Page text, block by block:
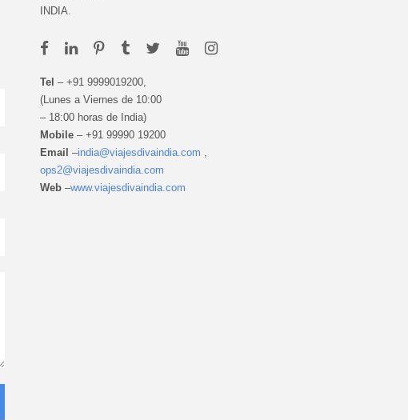
INDIA.
Tel – +91 9999019200,
(Lunes a Viernes de 10:00
– 18:00 horas de India)
Mobile– +91 99990 19200
Email –india@viajesdivaindia.com ,
ops2@viajesdivaindia.com
Web–www.viajesdivaindia.com